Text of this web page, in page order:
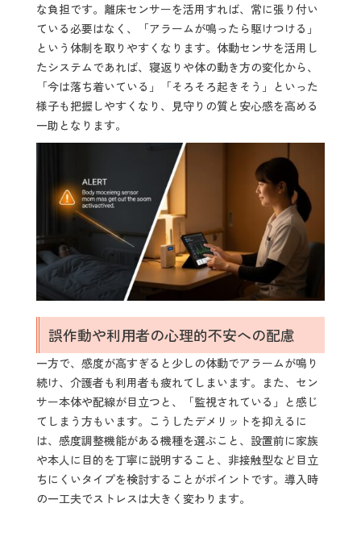
な負担です。離床センサーを活用すれば、常に張り付い
ている必要はなく、「アラームが鳴ったら駆けつける」
という体制を取りやすくなります。体動センサを活用し
たシステムであれば、寝返りや体の動き方の変化から、
「今は落ち着いている」「そろそろ起きそう」といった
様子も把握しやすくなり、見守りの質と安心感を高める
一助となります。
誤作動や利用者の心理的不安への配慮
一方で、感度が高すぎると少しの体動でアラームが鳴り
続け、介護者も利用者も疲れてしまいます。また、セン
サー本体や配線が目立つと、「監視されている」と感じ
てしまう方もいます。こうしたデメリットを抑えるに
は、感度調整機能がある機種を選ぶこと、設置前に家族
や本人に目的を丁寧に説明すること、非接触型など目立
ちにくいタイプを検討することがポイントです。導入時
の一工夫でストレスは大きく変わります。